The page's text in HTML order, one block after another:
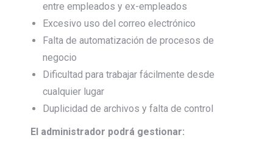
entre empleados y ex-empleados
Excesivo uso del correo electrónico
Falta de automatización de procesos de
negocio
Dificultad para trabajar fácilmente desde
cualquier lugar
Duplicidad de archivos y falta de control
El administrador podrá gestionar: